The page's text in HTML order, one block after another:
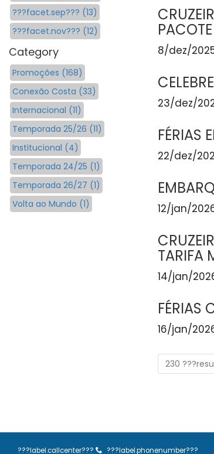
???facet.sep??? (13)
???facet.nov??? (12)
Category
Promoções (168)
Conexão Costa (33)
Internacional (11)
Temporada 25/26 (11)
Institucional (4)
Temporada 24/25 (1)
Temporada 26/27 (1)
Volta ao Mundo (1)
8/dez/2025
23/dez/
FÉRIAS
22/dez/
12/jan/
TARIFA
14/jan/
FÉRIAS
16/jan/
230
???label.callcenter??? ???label.phonenumber???